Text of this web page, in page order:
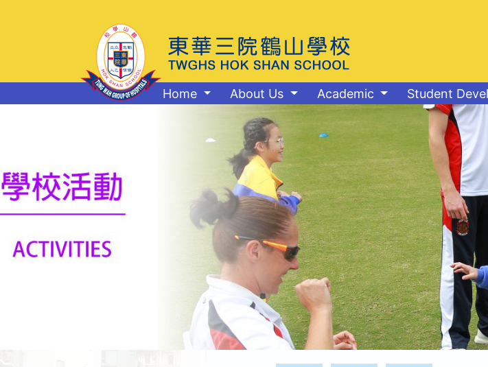
Home About Us Academic Student